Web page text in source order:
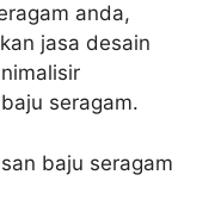
anda,
jasa desain
seragam.
baju seragam